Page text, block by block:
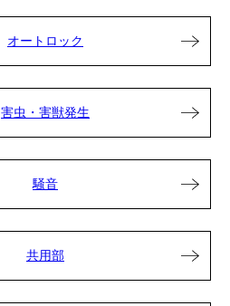
オートロック
害虫・害獣発生
騒音
共用部